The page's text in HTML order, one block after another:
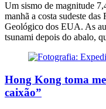
Um sismo de magnitude
manhã a costa sudeste
Geológico dos EUA. As
tsunami depois do abalo,
Hong Kong toma
caixão”